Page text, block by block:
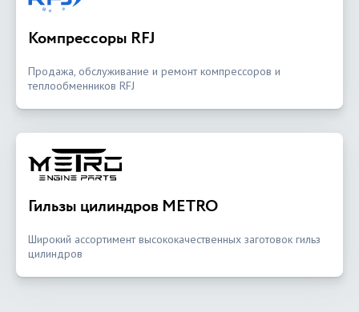
Компрессоры RFJ
Продажа, обслуживание и ремонт компрессоров и
теплообменников RFJ
Гильзы цилиндров METRO
Широкий ассортимент высококачественных заготовок гильз
цилиндров